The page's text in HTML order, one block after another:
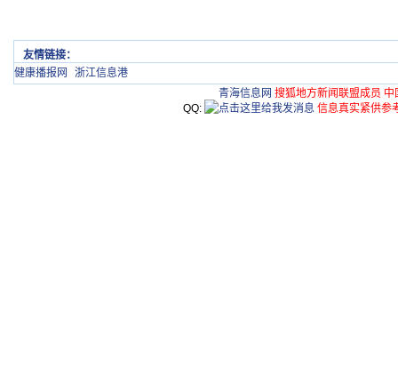
友情链接：
健康播报网
浙江信息港
青海信息网 搜狐地方新闻联盟成员
QQ:
信息真实紧供参